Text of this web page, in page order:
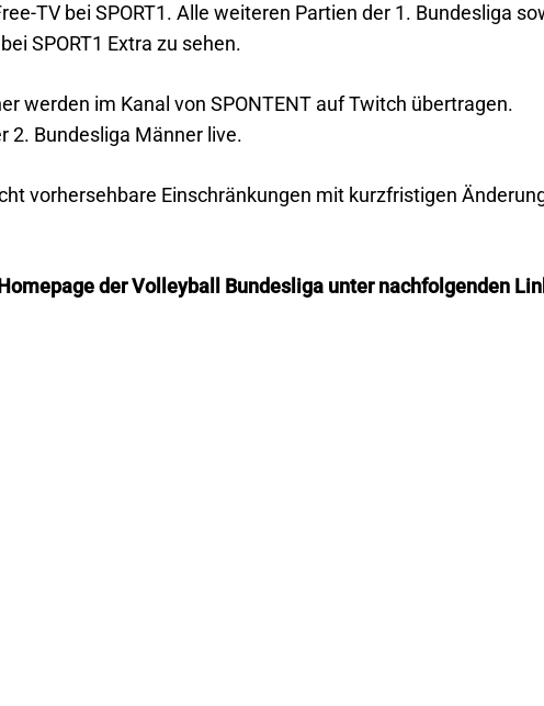
TV bei SPORT1. Alle weiteren Partien der 1. Bundesliga
SPORT1 Extra zu sehen.
werden im Kanal von SPONTENT auf Twitch übertragen.
2. Bundesliga Männer live.
vorhersehbare Einschränkungen mit kurzfristigen
der Volleyball Bundesliga unter nachfolgenden